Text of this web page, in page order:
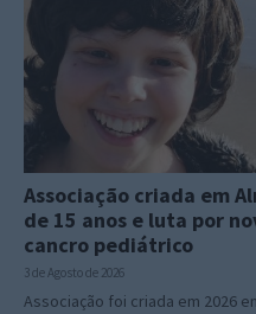
Associação criada em
de 15 anos e luta por
cancro pediátrico
3 de Agosto de 2026
Associação foi criada em 2026